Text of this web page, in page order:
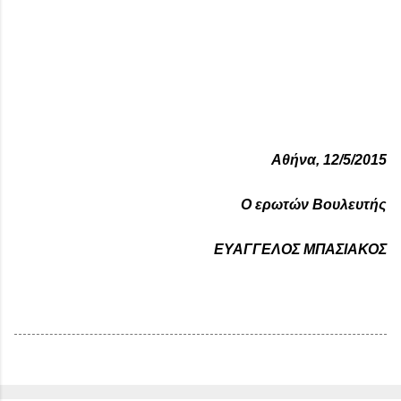
Αθήνα, 12/5/2015
Ο ερωτών Βουλευτής
ΕΥΑΓΓΕΛΟΣ ΜΠΑΣΙΑΚΟΣ